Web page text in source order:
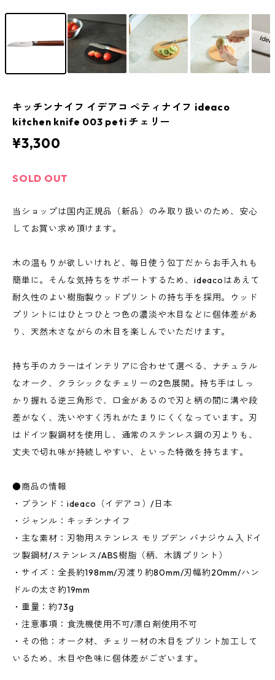
キッチンナイフ イデアコ ペティナイフ ideaco
kitchen knife 003 peti チェリー
¥3,300
SOLD OUT
当ショップは国内正規品（新品）のみ取り扱いのため、安心
してお買い求め頂けます。
木の温もりが欲しいけれど、毎日使う包丁だからお手入れも
簡単に。そんな気持ちをサポートするため、ideacoはあえて
耐久性のよい樹脂製ウッドプリントの持ち手を採用。ウッド
プリントにはひとつひとつ色の濃淡や木目などに個体差があ
り、天然木さながらの木目を楽しんでいただけます。
持ち手のカラーはインテリアに合わせて選べる、ナチュラル
なオーク、クラシックなチェリーの2色展開。持ち手はしっ
かり握れる逆三角形で、口金があるので刃と柄の間に溝や段
差がなく、洗いやすく汚れがたまりにくくなっています。刃
はドイツ製鋼材を使用し、通常のステンレス鋼の刃よりも、
丈夫で切れ味が持続しやすい、といった特徴を持ちます。
●商品の情報
・ブランド：ideaco（イデアコ）/日本
・ジャンル：キッチンナイフ
・主な素材：刃物用ステンレス モリブデン バナジウム入ドイ
ツ製鋼材/ステンレス/ABS樹脂（柄、木調プリント）
・サイズ：全長約198mm/刃渡り約80mm/刃幅約20mm/ハン
ドルの太さ約19mm
・重量：約73g
・注意事項：食洗機使用不可/漂白剤使用不可
・その他：オーク材、チェリー材の木目をプリント加工して
いるため、木目や色味に個体差がございます。